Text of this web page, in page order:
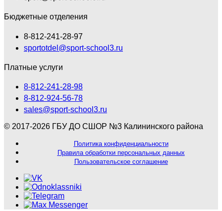
Бюджетные отделения
8-812-241-28-97
sportotdel@sport-school3.ru
Платные услуги
8-812-241-28-98
8-812-924-56-78
sales@sport-school3.ru
© 2017-2026 ГБУ ДО СШОР №3 Калининского района
Политика конфиденциальности
Правила обработки персональных данных
Пользовательское соглашение